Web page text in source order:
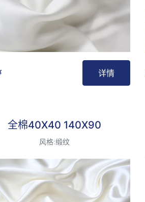
详情
全棉40X40 140X90
风格:缎纹